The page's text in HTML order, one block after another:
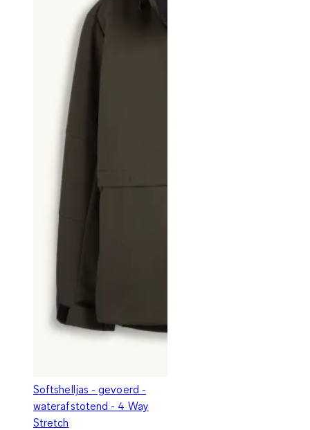
Softshelljas - gevoerd -
waterafstotend - 4 Way
Stretch